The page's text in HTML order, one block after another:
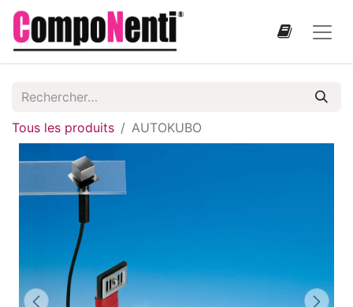
Tous les produits AUTOKUBO